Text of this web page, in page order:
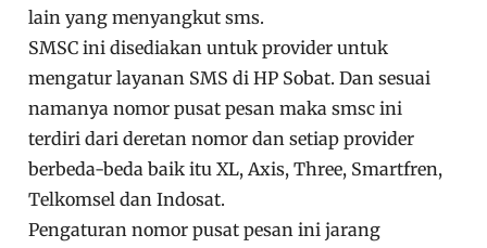
lain yang menyangkut sms.
SMSC ini disediakan untuk provider untuk
mengatur layanan SMS di HP Sobat. Dan sesuai
namanya nomor pusat pesan maka smsc ini
terdiri dari deretan nomor dan setiap provider
berbeda-beda baik itu XL, Axis, Three, Smartfren,
Telkomsel dan Indosat.
Pengaturan nomor pusat pesan ini jarang